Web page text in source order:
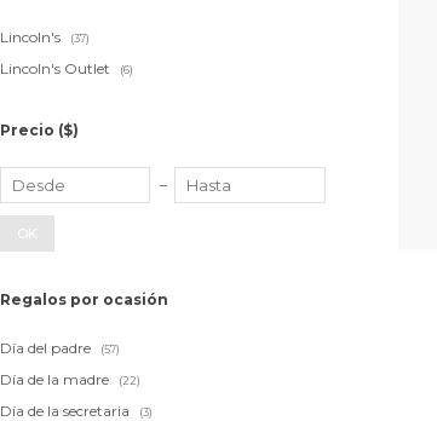
Lincoln's (37)
Lincoln's Outlet (6)
Precio ($)
OK
Regalos por ocasión
Día del padre (57)
Día de la madre (22)
Día de la secretaria (3)